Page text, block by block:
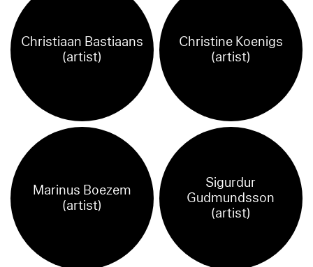
Christiaan Bastiaans
(artist)
Christine Koenigs
(artist)
Marinus Boezem
(artist)
Sigurdur
Gudmundsson
(artist)